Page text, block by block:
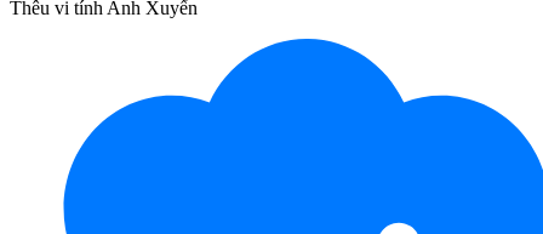
Thêu vi tính Anh Xuyến